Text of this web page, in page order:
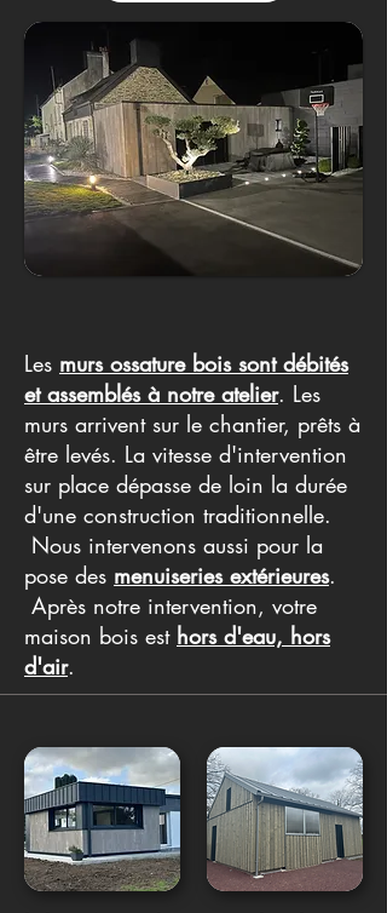
Les murs ossature bois sont débités
et assemblés à notre atelier. Les
murs arrivent sur le chantier, prêts à
être levés. La vitesse d'intervention
sur place dépasse de loin la durée
d'une construction traditionnelle.​
Nous intervenons aussi pour la
pose des menuiseries extérieures.​
Après notre intervention, votre
maison bois est hors d'eau, hors
d'air.